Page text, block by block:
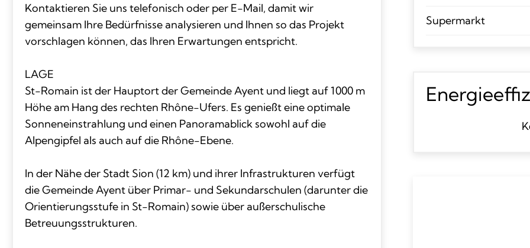
Kontaktieren Sie uns telefonisch oder per E-Mail, damit wir
gemeinsam Ihre Bedürfnisse analysieren und Ihnen so das Projekt
vorschlagen können, das Ihren Erwartungen entspricht.
LAGE
St-Romain ist der Hauptort der Gemeinde Ayent und liegt auf 1000 m
Höhe am Hang des rechten Rhône-Ufers. Es genießt eine optimale
Sonneneinstrahlung und einen Panoramablick sowohl auf die
Alpengipfel als auch auf die Rhône-Ebene.
In der Nähe der Stadt Sion (12 km) und ihrer Infrastrukturen verfügt
die Gemeinde Ayent über Primar- und Sekundarschulen (darunter die
Orientierungsstufe in St-Romain) sowie über außerschulische
Betreuungsstrukturen.
Supermarkt